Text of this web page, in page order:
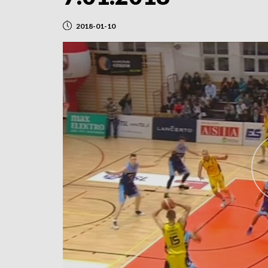
2018-01-10